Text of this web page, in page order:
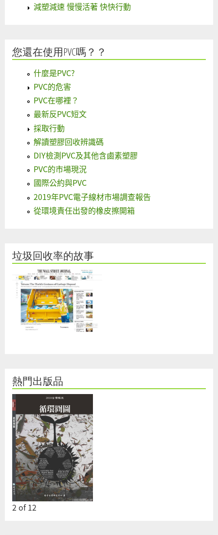
減塑減速 慢慢活著 快快行動
您還在使用PVC嗎？？
什麼是PVC?
PVC的危害
PVC在哪裡？
最新反PVC短文
採取行動
解讀塑膠回收辨識碼
DIY檢測PVC及其他含鹵素塑膠
PVC的市場現況
國際公約與PVC
2019年PVC電子線材市場調查報告
從環境責任出發的橡皮擦開箱
垃圾回收率的故事
熱門出版品
2 of12